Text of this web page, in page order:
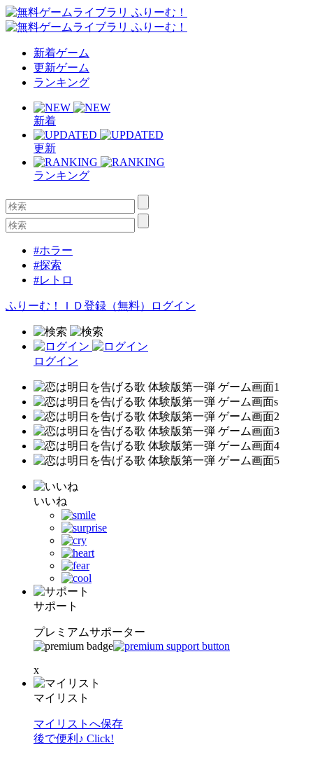
新着ゲーム
更新ゲーム
ランキング
新着
更新
ランキング
#ホラー
#探索
#レトロ
ふりーむ！ＩＤ登録（無料） ログイン
ログイン
いいね
サポート
プレミアムサポーター
x
マイリスト
マイリストへ保存
後で便利♪ Click!